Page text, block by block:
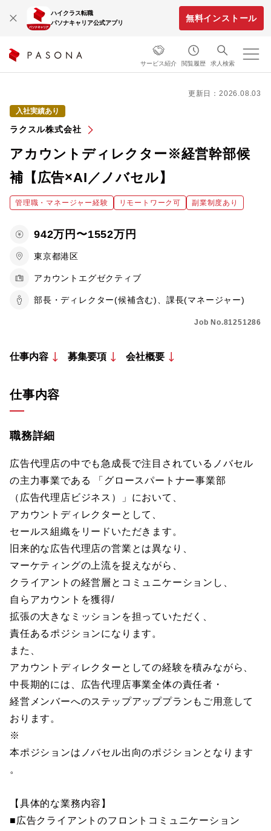
ハイクラス転職
パソナキャリア公式アプリ
無料インストール
サービス紹介 閲覧履歴 求人検索
更新日：2026.08.03
入社実績あり
ラクスル株式会社
アカウントディレクター※経営幹部候
補【広告×AI／ノバセル】
管理職・マネージャー経験 リモートワーク可 副業制度あり
942万円〜1552万円
東京都港区
アカウントエグゼクティブ
部長・ディレクター(候補含む)、課長(マネージャー)
Job No.81251286
仕事内容 募集要項 会社概要
仕事内容
職務詳細
広告代理店の中でも急成長で注目されているノバセル
の主力事業である 「グロースパートナー事業部
（広告代理店ビジネス）」において、
アカウントディレクターとして、
セールス組織をリードいただきます。
旧来的な広告代理店の営業とは異なり、
マーケティングの上流を捉えながら、
クライアントの経営層とコミュニケーションし、
自らアカウントを獲得/
拡張の大きなミッションを担っていただく、
責任あるポジションになります。
また、
アカウントディレクターとしての経験を積みながら、
中長期的には、広告代理店事業全体の責任者・
経営メンバーへのステップアッププランもご用意して
おります。
※
本ポジションはノバセル出向のポジションとなります
。
【具体的な業務内容】
■広告クライアントのフロントコミュニケーション